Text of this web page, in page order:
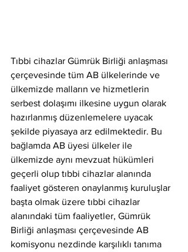
Tıbbi cihazlar Gümrük Birliği anlaşması
çerçevesinde tüm AB ülkelerinde ve
ülkemizde malların ve hizmetlerin
serbest dolaşımı ilkesine uygun olarak
hazırlanmış düzenlemelere uyacak
şekilde piyasaya arz edilmektedir. Bu
bağlamda AB üyesi ülkeler ile
ülkemizde aynı mevzuat hükümleri
geçerli olup tıbbi cihazlar alanında
faaliyet gösteren onaylanmış kuruluşlar
başta olmak üzere tıbbi cihazlar
alanındaki tüm faaliyetler, Gümrük
Birliği anlaşması çerçevesinde AB
komisyonu nezdinde karşılıklı tanıma